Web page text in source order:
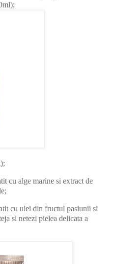
cu alge marine si extract de
cu ulei din fructul pasiunii si
si netezi pielea delicata a